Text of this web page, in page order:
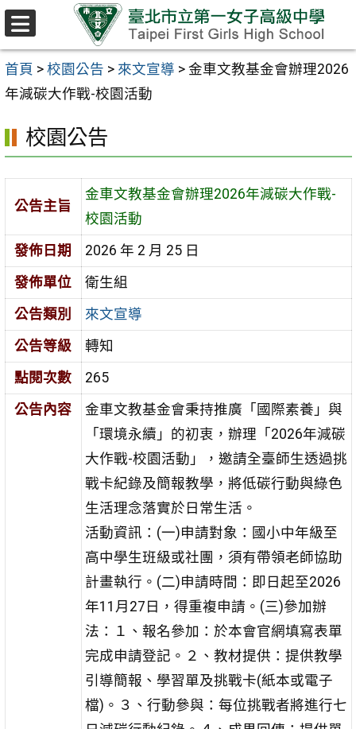
跳至主要內容區
首頁 > 校園公告 > 來文宣導 > 金車文教基金會辦理2026
年減碳大作戰-校園活動
校園公告
公告主旨
金車文教基金會辦理2026年減碳大作戰-
校園活動
發佈日期
2026 年 2 月 25 日
發佈單位
衛生組
公告類別
來文宣導
公告等級
轉知
點閱次數
265
公告內容
金車文教基金會秉持推廣「國際素養」與
「環境永續」的初衷，辦理「2026年減碳
大作戰-校園活動」，邀請全臺師生透過挑
戰卡紀錄及簡報教學，將低碳行動與綠色
生活理念落實於日常生活。
活動資訊：(一)申請對象：國小中年級至
高中學生班級或社團，須有帶領老師協助
計畫執行。(二)申請時間：即日起至2026
年11月27日，得重複申請。(三)參加辦
法：１、報名參加：於本會官網填寫表單
完成申請登記。２、教材提供：提供教學
引導簡報、學習單及挑戰卡(紙本或電子
檔)。３、行動參與：每位挑戰者將進行七
選
單